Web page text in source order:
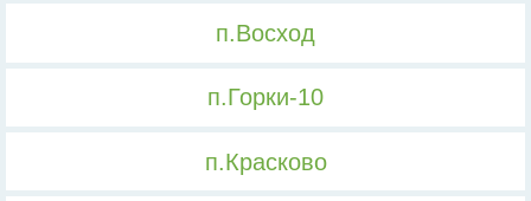
п.Восход
п.Горки-10
п.Красково